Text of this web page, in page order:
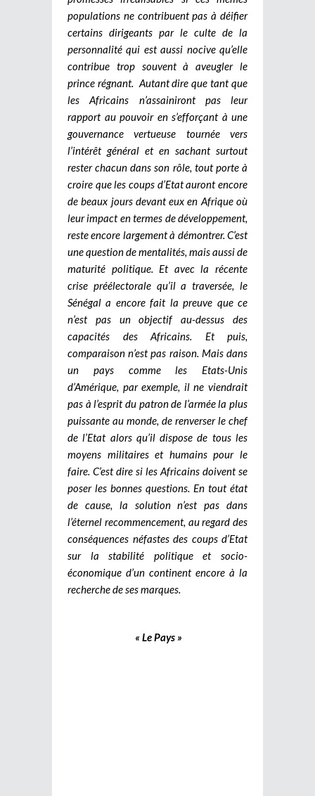
populations ne contribuent pas à déifier
certains dirigeants par le culte de la
personnalité qui est aussi nocive qu’elle
contribue trop souvent à aveugler le
prince régnant. Autant dire que tant que
les Africains n’assainiront pas leur
rapport au pouvoir en s’efforçant à une
gouvernance vertueuse tournée vers
l’intérêt général et en sachant surtout
rester chacun dans son rôle, tout porte à
croire que les coups d’Etat auront encore
de beaux jours devant eux en Afrique où
leur impact en termes de développement,
reste encore largement à démontrer. C’est
une question de mentalités, mais aussi de
maturité politique. Et avec la récente
crise préélectorale qu’il a traversée, le
Sénégal a encore fait la preuve que ce
n’est pas un objectif au-dessus des
capacités des Africains. Et puis,
comparaison n’est pas raison. Mais dans
un pays comme les Etats-Unis
d’Amérique, par exemple, il ne viendrait
pas à l’esprit du patron de l’armée la plus
puissante au monde, de renverser le chef
de l’Etat alors qu’il dispose de tous les
moyens militaires et humains pour le
faire. C’est dire si les Africains doivent se
poser les bonnes questions. En tout état
de cause, la solution n’est pas dans
l’éternel recommencement, au regard des
conséquences néfastes des coups d’Etat
sur la stabilité politique et socio-
économique d’un continent encore à la
recherche de ses marques.
« Le Pays »